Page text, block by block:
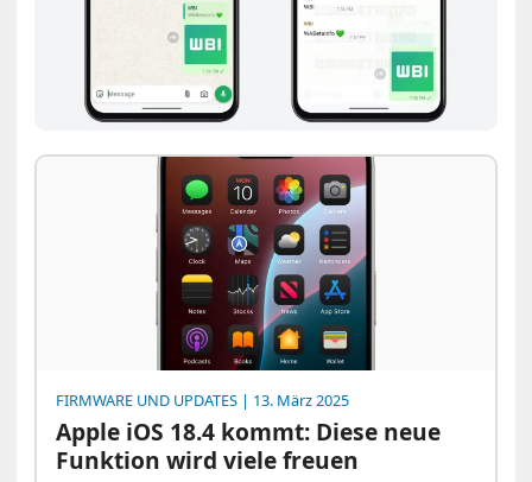
FIRMWARE UND UPDATES | 13. März 2025
Apple iOS 18.4 kommt: Diese neue
Funktion wird viele freuen